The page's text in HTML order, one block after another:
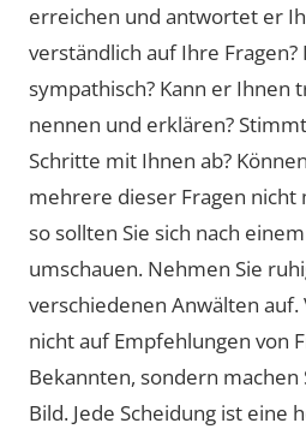
erreichen und antwortet er
verständlich auf Ihre Fragen?
sympathisch? Kann er Ihnen
nennen und erklären?
Schritte mit Ihnen ab?
mehrere dieser Fragen nicht
so sollten Sie sich nach
umschauen. Nehmen Sie
verschiedenen Anwälten auf.
nicht auf Empfehlungen von
Bekannten, sondern machen
Bild. Jede Scheidung ist eine